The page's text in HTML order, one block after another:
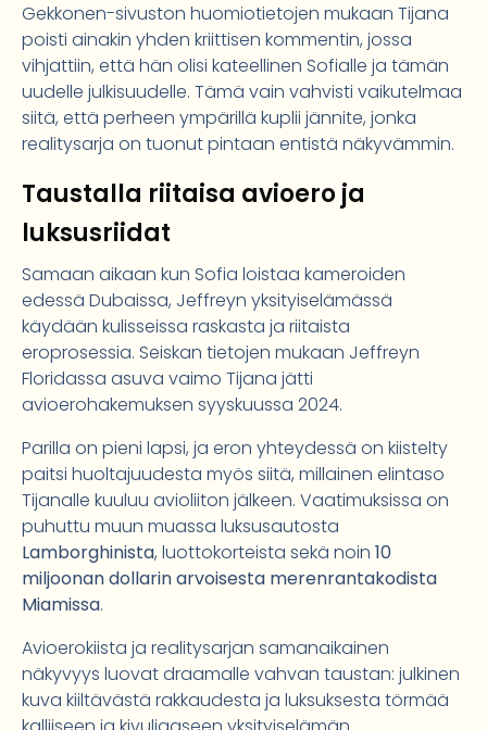
Gekkonen-sivuston huomiotietojen mukaan Tijana
poisti ainakin yhden kriittisen kommentin, jossa
vihjattiin, että hän olisi kateellinen Sofialle ja tämän
uudelle julkisuudelle. Tämä vain vahvisti vaikutelmaa
siitä, että perheen ympärillä kuplii jännite, jonka
realitysarja on tuonut pintaan entistä näkyvämmin.
Taustalla riitaisa avioero ja
luksusriidat
Samaan aikaan kun Sofia loistaa kameroiden
edessä Dubaissa, Jeffreyn yksityiselämässä
käydään kulisseissa raskasta ja riitaista
eroprosessia. Seiskan tietojen mukaan Jeffreyn
Floridassa asuva vaimo Tijana jätti
avioerohakemuksen syyskuussa 2024.
Parilla on pieni lapsi, ja eron yhteydessä on kiistelty
paitsi huoltajuudesta myös siitä, millainen elintaso
Tijanalle kuuluu avioliiton jälkeen. Vaatimuksissa on
puhuttu muun muassa luksusautosta
Lamborghinista, luottokorteista sekä noin 10
miljoonan dollarin arvoisesta merenrantakodista
Miamissa.
Avioerokiista ja realitysarjan samanaikainen
näkyvyys luovat draamalle vahvan taustan: julkinen
kuva kiiltävästä rakkaudesta ja luksuksesta törmää